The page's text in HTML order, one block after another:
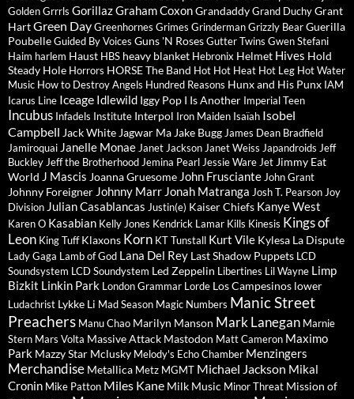
Golden Grrrls GorillazGraham CoxonGrandaddyGrand DuchyGrant
HartGreen DayGreenhornes Grimes GrindermanGrizzly BearGuerilla
PoubelleGuided By Voices Guns 'N RosesGutter Twins Gwen Stefani
Haim harlem Haust HBS heavy blanket Hebronix Helmet Hives Hold
Steady Hole Horrors HORSE The Band Hot Hot Heat Hot Leg Hot Water
Music How to Destroy Angels Hundred Reasons Hunx and His Punx IAM
Icarus Line Iceage Idlewild Iggy Pop I Is Another Imperial Teen
Incubus Infadels Institute Interpol Iron Maiden Isaïah Isobel
Campbell Jack White Jagwar Ma Jake Bugg James Dean Bradfield
Jamiroquai Janelle Monae Janet Jackson Janet Weiss Japandroids Jeff
Buckley Jeff the Brotherhood Jemina Pearl Jessie Ware Jet Jimmy Eat
World J Mascis Joanna Gruesome John Frusciante John Grant
Johnny Foreigner Johnny Marr Jonah Matranga Josh T. Pearson Joy
Division Julian Casablancas Justin(e) Kaiser Chiefs Kanye West
Karen O Kasabian Kelly Jones Kendrick Lamar Kills Kinesis Kings of
Leon King Tuff Klaxons Korn KT Tunstall Kurt Vile Kylesa La Dispute
Lady Gaga Lamb of God Lana Del Rey Last Shadow Puppets LCD
Soundsystem LCD Soundystem Led Zeppelin Libertines Lil Wayne Limp
Bizkit Linkin Park London Grammar Lorde Los Campesinos lower
Ludachrist Lykke Li Mad Season Magic Numbers Manic Street
Preachers Manu Chao Marilyn Manson Mark Lanegan Marnie
Stern Mars Volta Massive Attack Mastodon Matt Cameron Maximo
Park Mazzy Star Mclusky Melody's Echo Chamber Menzingers
Merchandise Metallica Metz MGMT Michael Jackson Mikal
Cronin Mike Patton Miles Kane Milk Music Minor Threat Mission of